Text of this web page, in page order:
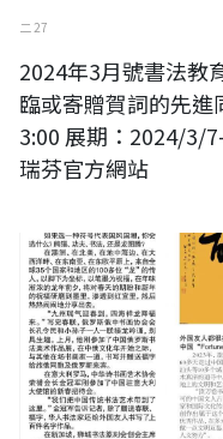
二 27
2024年3月號書法教
臨或寄贈賀詞的先
3:00 展期：2024/3/
瑞芬官方網站
《加拿大商報》